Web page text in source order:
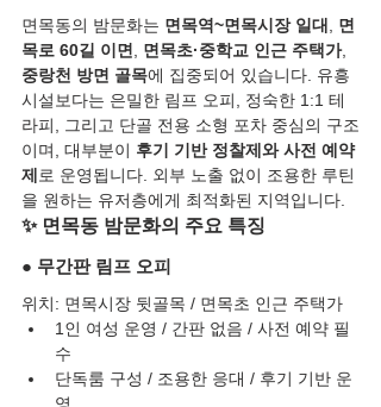
면목동의 밤문화는 면목역~면목시장 일대
면
목로 60길 이면
면목초·중학교 인근 주택가,
중랑천 방면 골목에 집중되어 있습니다. 유흥
시설보다는 은밀한 림프 오피, 정숙한 1:1 테
라피, 그리고 단골 전용 소형 포차 중심의 구조
이며, 대부분이 후기 기반 정찰제와 사전 예약
제 로 운영됩니다. 외부 노출 없이 조용한 루틴
을 원하는 유저층에게 최적화된 지역입니다.
✨ 면목동 밤문화의 주요 특징
● 무간판 림프 오피
위치: 면목시장 뒷골목 / 면목초 인근 주택가
1인 여성 운영 / 간판 없음 / 사전 예약 필
수
단독룸 구성 / 조용한 응대 / 후기 기반 운